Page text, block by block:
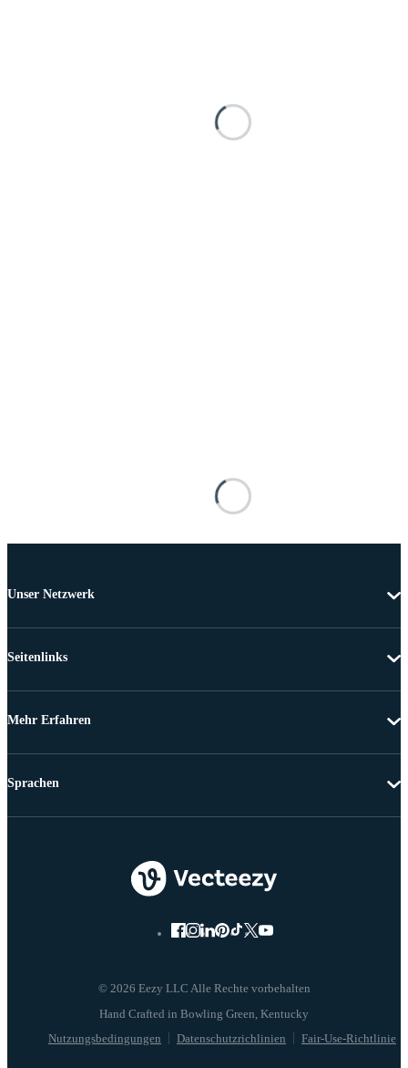
Unser Netzwerk
Seitenlinks
Mehr Erfahren
© 2026 Eezy LLC Alle Rechte vorbehalten
Nutzungsbedingungen Datenschutzrichlinien Fair-Use-Richtlinie
Sprachen